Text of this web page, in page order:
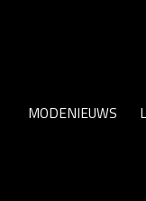
MODENIEUWS